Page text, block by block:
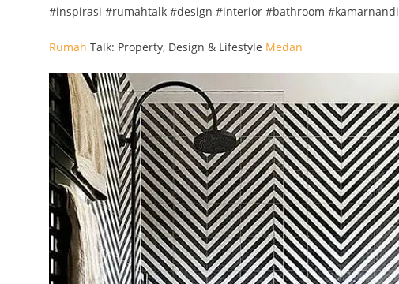
#inspirasi #rumahtalk #design #interior #bathroom #kamarnandi
Rumah Talk: Property, Design & Lifestyle Medan